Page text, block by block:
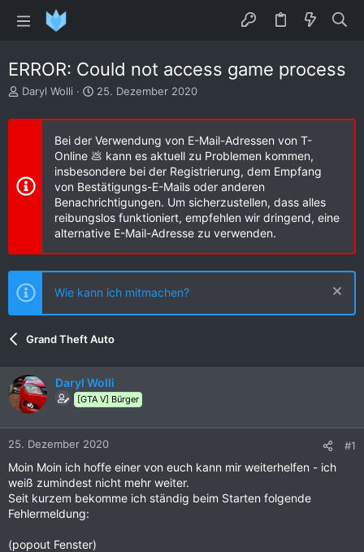
ERROR: Could not access game process
E
s
l
e
Daryl Wolli
E
s
t
e
l
l
t
a
m
25. Dezember 2020
Bei der Verwendung von E-Mail-Adressen von T-
Online 💩 kann es aktuell zu Problemen kommen,
insbesondere bei der Registrierung, dem Empfang
von Bestätigungs-E-Mails oder anderen
Benachrichtigungen. Um sicherzustellen, dass alles
reibungslos funktioniert, empfehlen wir dringend, eine
alternative E-Mail-Adresse zu verwenden.
Wie kann ich mitmachen?
Grand Theft Auto
Daryl Wolli
[GTA V] Bürger
25. Dezember 2020 #1
Moin Moin ich hoffe einer von euch kann mir weiterhelfen - ich
weiß zumindest nicht mehr weiter.
Seit kurzem bekomme ich ständig beim Starten folgende
Fehlermeldung:
(popout Fenster)